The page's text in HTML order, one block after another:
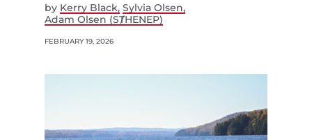
by Kerry Black Sylvia Olsen
Adam Olsen (SȾHENEP)
FEBRUARY 19, 2026